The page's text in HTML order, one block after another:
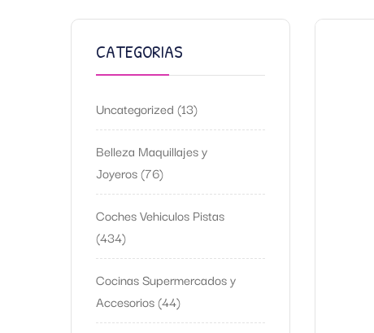
CATEGORIAS
Uncategorized 13
Belleza Maquillajes y
Joyeros 76
Coches Vehiculos Pistas
434
Cocinas Supermercados y
Accesorios 44